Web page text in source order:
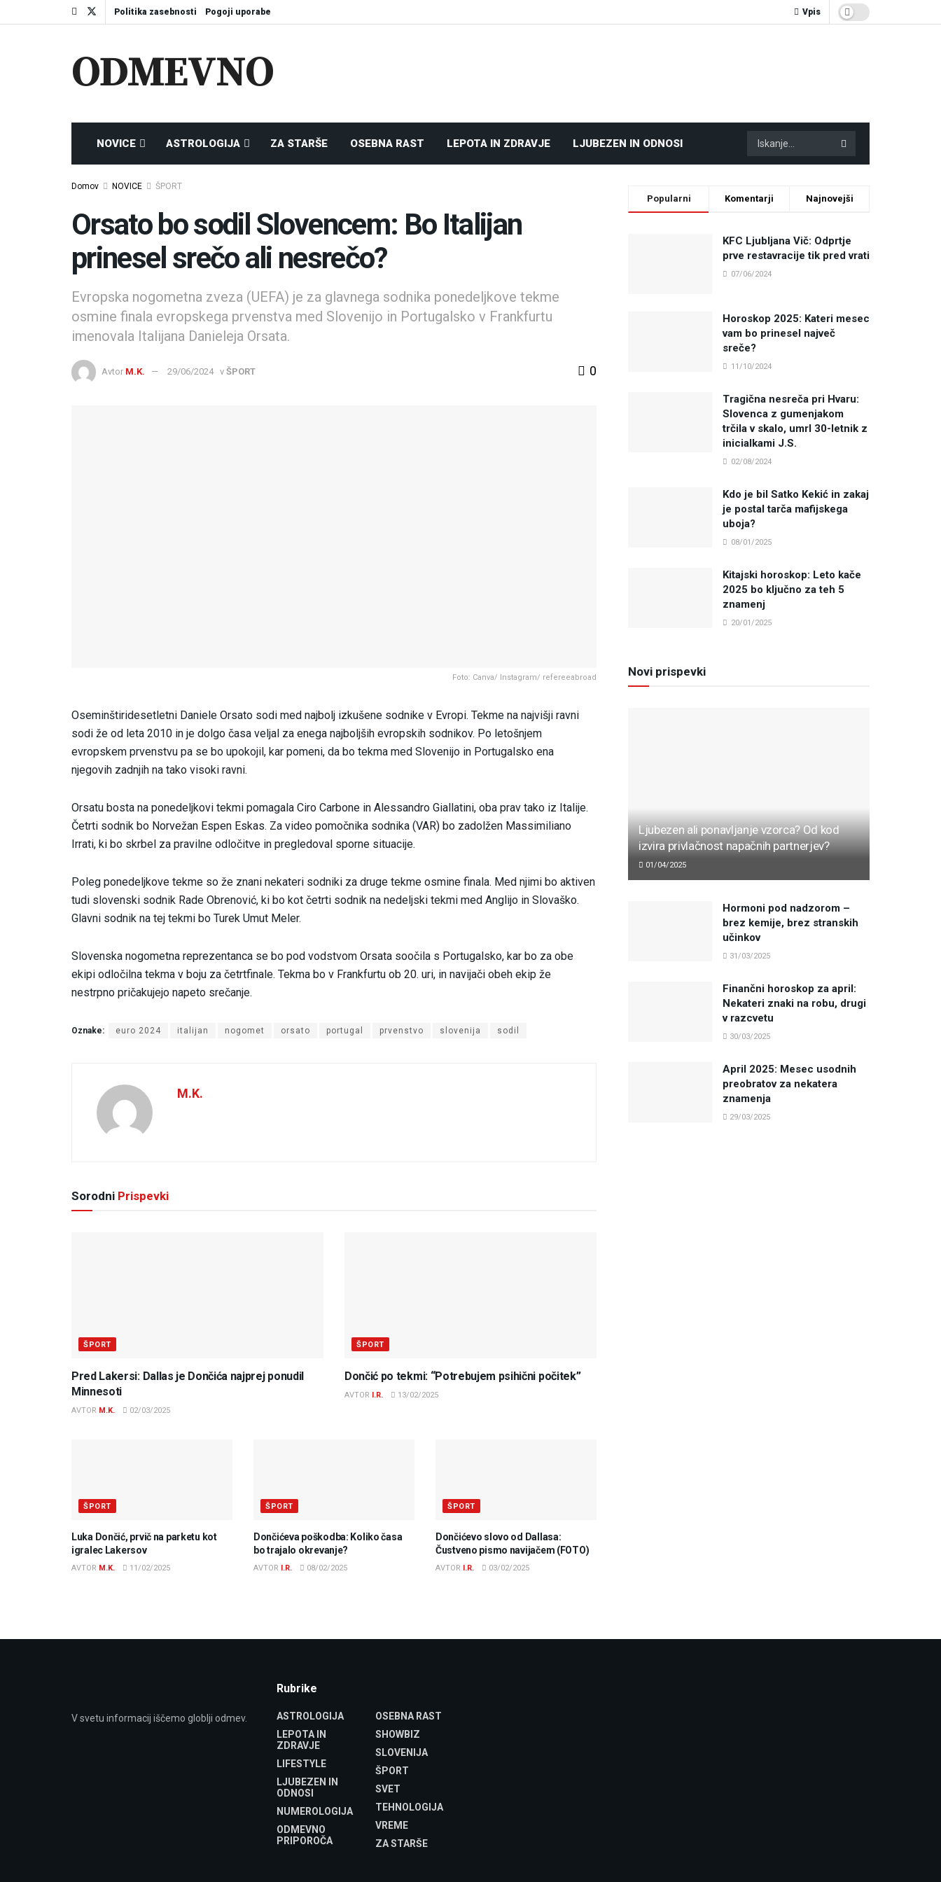
Politika zasebnosti Pogoji uporabe Vpis
ODMEVNO
NOVICE ASTROLOGIJA ZA STARŠE OSEBNA RAST LEPOTA IN ZDRAVJE LJUBEZEN IN ODNOSI
Domov NOVICE ŠPORT
Orsato bo sodil Slovencem: Bo Italijan
prinesel srečo ali nesrečo?
Evropska nogometna zveza (UEFA) je za glavnega sodnika ponedeljkove tekme
osmine finala evropskega prvenstva med Slovenijo in Portugalsko v Frankfurtu
imenovala Italijana Danieleja Orsata.
Avtor M.K. 29/06/2024 v ŠPORT 0
Foto: Canva/ Instagram/ refereeabroad
Oseminštiridesetletni Daniele Orsato sodi med najbolj izkušene sodnike v Evropi. Tekme na najvišji ravni
sodi že od leta 2010 in je dolgo časa veljal za enega najboljših evropskih sodnikov. Po letošnjem
evropskem prvenstvu pa se bo upokojil, kar pomeni, da bo tekma med Slovenijo in Portugalsko ena
njegovih zadnjih na tako visoki ravni.
Orsatu bosta na ponedeljkovi tekmi pomagala Ciro Carbone in Alessandro Giallatini, oba prav tako iz Italije.
Četrti sodnik bo Norvežan Espen Eskas. Za video pomočnika sodnika (VAR) bo zadolžen Massimiliano
Irrati, ki bo skrbel za pravilne odločitve in pregledoval sporne situacije.
Poleg ponedeljkove tekme so že znani nekateri sodniki za druge tekme osmine finala. Med njimi bo aktiven
tudi slovenski sodnik Rade Obrenović, ki bo kot četrti sodnik na nedeljski tekmi med Anglijo in Slovaško.
Glavni sodnik na tej tekmi bo Turek Umut Meler.
Slovenska nogometna reprezentanca se bo pod vodstvom Orsata soočila s Portugalsko, kar bo za obe
ekipi odločilna tekma v boju za četrtfinale. Tekma bo v Frankfurtu ob 20. uri, in navijači obeh ekip že
nestrpno pričakujejo napeto srečanje.
Oznake: euro 2024 italijan nogomet orsato portugal prvenstvo slovenija sodil
M.K.
Sorodni Prispevki
ŠPORT
Pred Lakersi: Dallas je Dončića najprej ponudil
Minnesoti
AVTOR M.K. 02/03/2025
ŠPORT
Dončić po tekmi: “Potrebujem psihični počitek”
AVTOR I.R. 13/02/2025
ŠPORT
Luka Dončić, prvič na parketu kot
igralec Lakersov
AVTOR M.K. 11/02/2025
ŠPORT
Dončićeva poškodba: Koliko časa
bo trajalo okrevanje?
AVTOR I.R. 08/02/2025
ŠPORT
Dončićevo slovo od Dallasa:
Čustveno pismo navijačem (FOTO)
AVTOR I.R. 03/02/2025
Popularni Komentarji Najnovejši
KFC Ljubljana Vič: Odprtje
prve restavracije tik pred vrati
07/06/2024
Horoskop 2025: Kateri mesec
vam bo prinesel največ
sreče?
11/10/2024
Tragična nesreča pri Hvaru:
Slovenca z gumenjakom
trčila v skalo, umrl 30-letnik z
inicialkami J.S.
02/08/2024
Kdo je bil Satko Kekić in zakaj
je postal tarča mafijskega
uboja?
08/01/2025
Kitajski horoskop: Leto kače
2025 bo ključno za teh 5
znamenj
20/01/2025
Novi prispevki
Ljubezen ali ponavljanje vzorca? Od kod
izvira privlačnost napačnih partnerjev?
01/04/2025
Hormoni pod nadzorom –
brez kemije, brez stranskih
učinkov
31/03/2025
Finančni horoskop za april:
Nekateri znaki na robu, drugi
v razcvetu
30/03/2025
April 2025: Mesec usodnih
preobratov za nekatera
znamenja
29/03/2025
V svetu informacij iščemo globlji odmev.
Rubrike
ASTROLOGIJA
LEPOTA IN
ZDRAVJE
LIFESTYLE
LJUBEZEN IN
ODNOSI
NUMEROLOGIJA
ODMEVNO
PRIPOROČA
OSEBNA RAST
SHOWBIZ
SLOVENIJA
ŠPORT
SVET
TEHNOLOGIJA
VREME
ZA STARŠE